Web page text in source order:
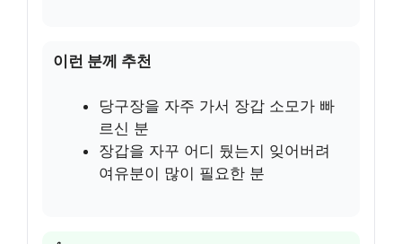
이런 분께 추천
당구장을 자주 가서 장갑 소모가 빠
르신 분
장갑을 자꾸 어디 뒀는지 잊어버려
여유분이 많이 필요한 분